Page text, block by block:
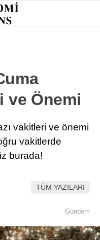
30.4°
ve Önemi
vakitleri ve önemi
vakitlerde
burada!
TÜM YAZILARI
Gündem